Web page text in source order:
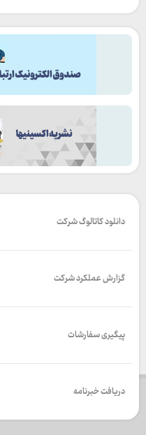
دانلود کاتالوگ شرکت
گزارش عملکرد شرکت
پیگیری سفارشات
دریافت خبرنامه